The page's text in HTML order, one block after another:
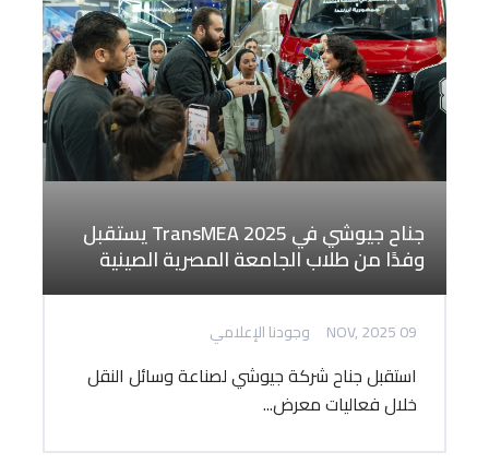
جناح جيوشي في TransMEA 2025 يستقبل
وفدًا من طلاب الجامعة المصرية الصينية
09 NOV, 2025 وجودنا الإعلامي
استقبل جناح شركة جيوشي لصناعة وسائل النقل
خلال فعاليات معرض...